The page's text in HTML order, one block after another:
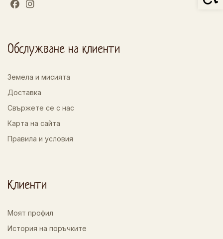
Обслужване на клиенти
Земела и мисията
Доставка
Свържете се с нас
Карта на сайта
Правила и условия
Клиенти
Моят профил
История на поръчките